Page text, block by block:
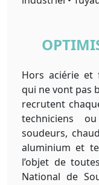
Hors aciérie et
qui ne vont pas
recrutent
techniciens
soudeurs,
aluminium et
l’objet de
National de